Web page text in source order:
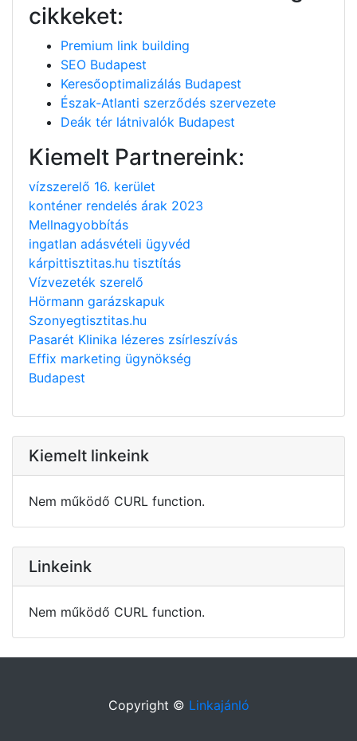
cikkeket:
Premium link building
SEO Budapest
Keresőoptimalizálás Budapest
Észak-Atlanti szerződés szervezete
Deák tér látnivalók Budapest
Kiemelt Partnereink:
vízszerelő 16. kerület
konténer rendelés árak 2023
Mellnagyobbítás
ingatlan adásvételi ügyvéd
kárpittisztitas.hu tisztítás
Vízvezeték szerelő
Hörmann garázskapuk
Szonyegtisztitas.hu
Pasarét Klinika lézeres zsírleszívás
Effix marketing ügynökség
Budapest
Kiemelt linkeink
Nem működő CURL function.
Linkeink
Nem működő CURL function.
Copyright © Linkajánló